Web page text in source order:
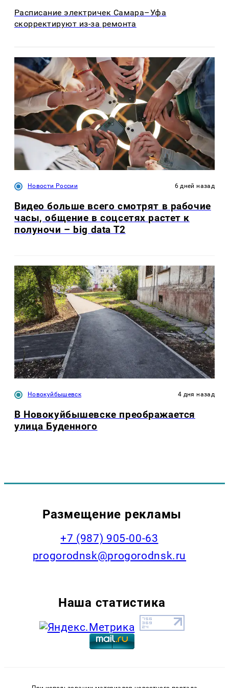
Расписание электричек Самара–Уфа
скорректируют из-за ремонта
Новости России 6 дней назад
Видео больше всего смотрят в рабочие
часы, общение в соцсетях растет к
полуночи – big data T2
Новокуйбышевск 4 дня назад
В Новокуйбышевске преображается
улица Буденного
Размещение рекламы
+7 (987) 905-00-63
progorodnsk@progorodnsk.ru
Наша статистика